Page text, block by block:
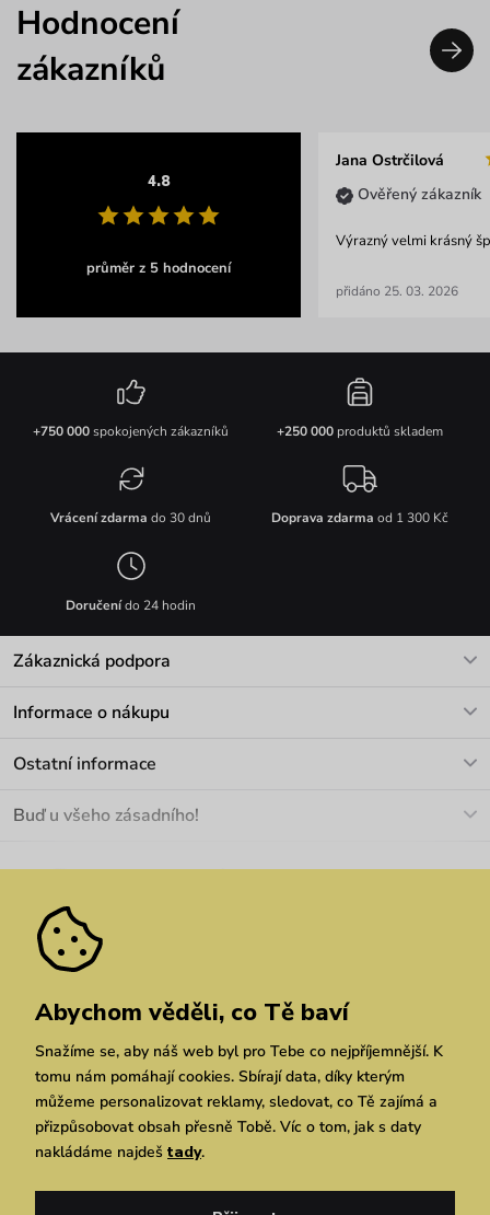
Hodnocení
zákazníků
4.8
průměr z 5 hodnocení
Jana Ostrčilová
Ověřený zákazník
Výrazný velmi krásný
přidáno 25. 03. 2026
+750 000spokojených zákazníků +250 000produktů skladem
Vrácení zdarma do 30 dnů Doprava zdarma od 1 300 Kč
Doručenído 24 hodin
Zákaznická podpora
Informace o nákupu
Materiály a údržba
Pozáruční opravy
Ostatní informace
Velkoobchod
We Care
Dárkové poukazy
Vuchlook
Prodejny
Praha Brno Chrudim
Buď u všeho zásadního!
Zásady ochrany osobních údajů
Simplia.cz
Abychom věděli, co Tě baví
Snažíme se, aby náš web byl pro Tebe co nejpříjemnější. K
tomu nám pomáhají cookies. Sbírají data, díky kterým
můžeme personalizovat reklamy, sledovat, co Tě zajímá a
přizpůsobovat obsah přesně Tobě. Víc o tom, jak s daty
nakládáme najdeš tady.